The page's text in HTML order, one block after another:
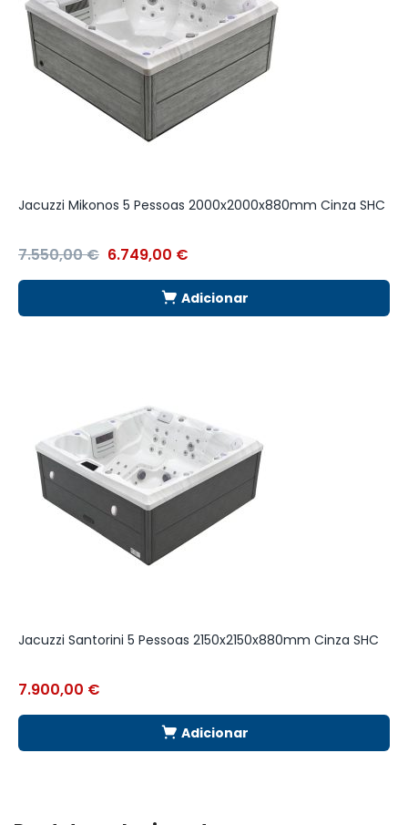
Jacuzzi Mikonos 5 Pessoas 2000x2000x880mm Cinza SHC
7.550,00€ 6.749,00 €
Adicionar
Jacuzzi Santorini 5 Pessoas 2150x2150x880mm Cinza SHC
7.900,00 €
Adicionar